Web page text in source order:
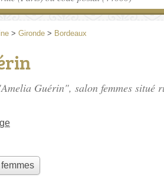
> Gironde > Bordeaux
Guérin", salon femmes situé